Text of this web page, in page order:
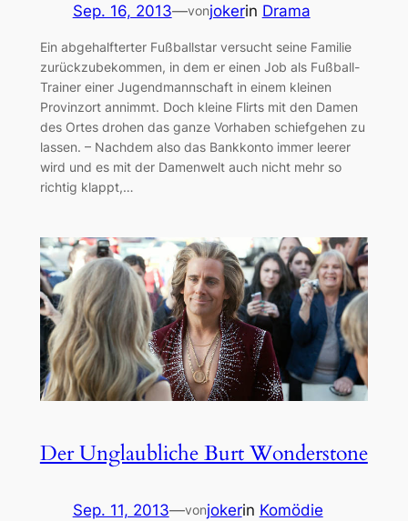
Sep. 16, 2013—vonjokerin Drama
Ein abgehalfterter Fußballstar versucht seine Familie
zurückzubekommen, in dem er einen Job als Fußball-
Trainer einer Jugendmannschaft in einem kleinen
Provinzort annimmt. Doch kleine Flirts mit den Damen
des Ortes drohen das ganze Vorhaben schiefgehen zu
lassen. – Nachdem also das Bankkonto immer leerer
wird und es mit der Damenwelt auch nicht mehr so
richtig klappt,…
Der Unglaubliche Burt Wonderstone
Sep. 11, 2013—vonjokerin Komödie